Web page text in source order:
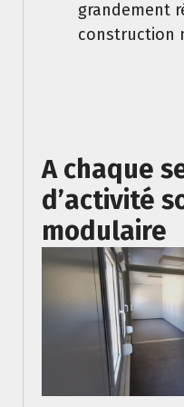
grandement
construction
A chaque
d’activité
modulaire